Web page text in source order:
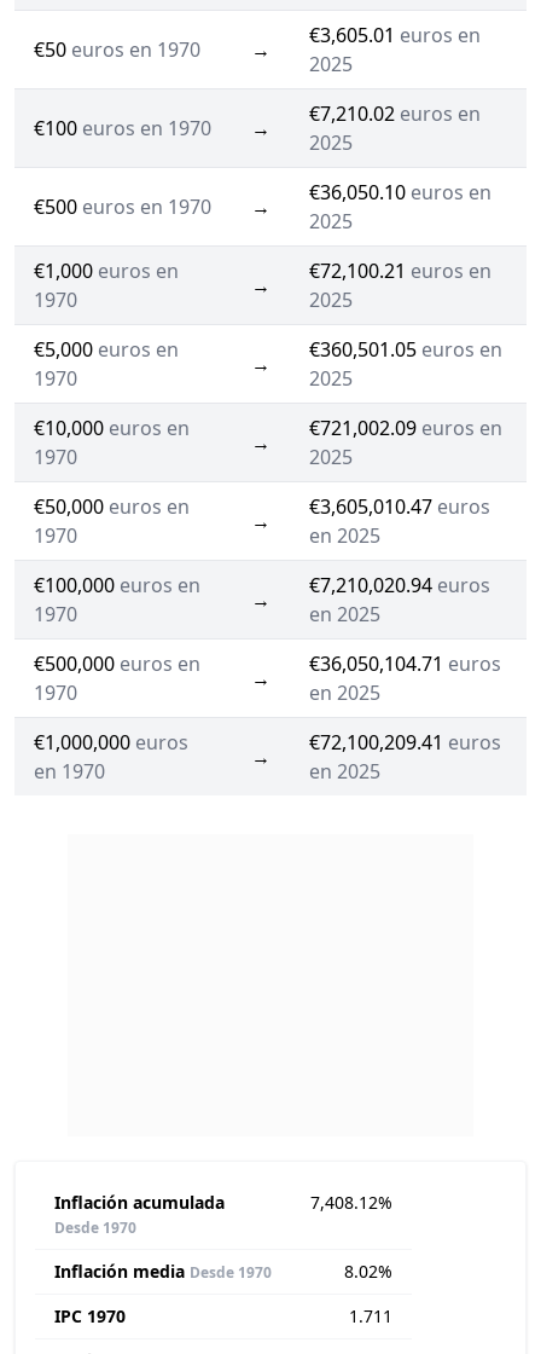
€50 euros en 1970 →
€3,605.01 euros en
2025
€100 euros en 1970 →
€7,210.02 euros en
2025
€500 euros en 1970 →
€36,050.10 euros en
2025
€1,000 euros en
1970
→
€72,100.21 euros en
2025
€5,000 euros en
1970
→
€360,501.05 euros en
2025
€10,000 euros en
1970
→
€721,002.09 euros en
2025
€50,000 euros en
1970
→
€3,605,010.47 euros
en 2025
€100,000 euros en
1970
→
€7,210,020.94 euros
en 2025
€500,000 euros en
1970
→
€36,050,104.71 euros
en 2025
€1,000,000 euros
en 1970
→
€72,100,209.41 euros
en 2025
Inflación acumulada
Desde 1970
7,408.12%
Inflación media Desde 1970
8.02%
IPC 1970
1.711